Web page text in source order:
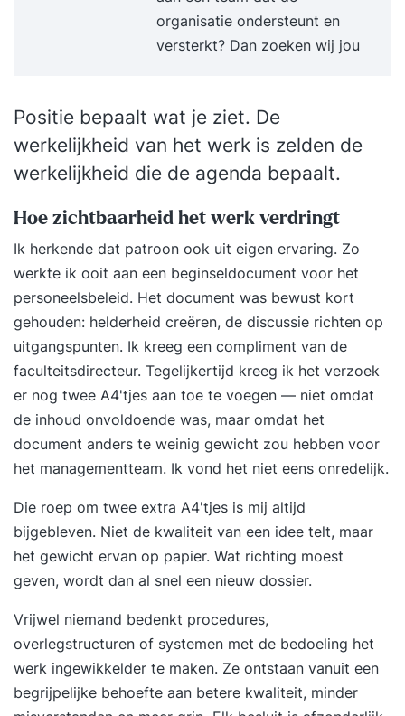
afgetoetst worden. Wat ga je leren? visueel
inspecteren en de werking van de reachtruck
pallets het juist voordraaien met een reachtruck
pallets uit de stellingen halen tot 4 hoog (video)
stapelen van gaasboxen en koud stapelen van
inrijstelling te plaatsen het oppakken en
hanteren van een brede lading het manouvreren
met een brede balk (video) het veilig laden van
trailers en gebruik kopschot (video) parkeren op
de juist plek en gebruik parkeerrem lading
stapelen met EPT/stapelaar en veilig wegzetten
in stelling Extra Elektropallettruck en stapelaar
vormen een vast onderdeel van deze cursus. Bij
een voldoende resultaat voor de opdrachten,
ontvangt u, zonder extra kosten, ook voor deze
voertuigen een certificaat. Wat is de waarde van
reachtruckopleiding zal de kosten en veiligheid
positief beïnvloeden. Bovendien is een
onderneming in het kader van de Arbo-wet
verplicht de betreffende werknemers grondig te
laten instrueren ook met betrekking tot
reachtruck en veiligheid. Deze opleiding wordt
standaard afgesloten met een BLOM-
veiligheidsexamen. Alle reachtruckcertificaten
hebben een geldigheidsduur van 5 jaar. Met een 1
organisatie ondersteunt en
versterkt? Dan zoeken wij jou
Positie bepaalt wat je ziet. De
werkelijkheid van het werk is zelden de
werkelijkheid die de agenda bepaalt.
Hoe zichtbaarheid het werk verdringt
Ik herkende dat patroon ook uit eigen ervaring. Zo
werkte ik ooit aan een beginseldocument voor het
personeelsbeleid. Het document was bewust kort
gehouden: helderheid creëren, de discussie richten op
uitgangspunten. Ik kreeg een compliment van de
faculteitsdirecteur. Tegelijkertijd kreeg ik het verzoek
er nog twee A4'tjes aan toe te voegen — niet omdat
de inhoud onvoldoende was, maar omdat het
document anders te weinig gewicht zou hebben voor
het managementteam. Ik vond het niet eens onredelijk.
Die roep om twee extra A4'tjes is mij altijd
bijgebleven. Niet de kwaliteit van een idee telt, maar
het gewicht ervan op papier. Wat richting moest
geven, wordt dan al snel een nieuw dossier.
Vrijwel niemand bedenkt procedures,
overlegstructuren of systemen met de bedoeling het
werk ingewikkelder te maken. Ze ontstaan vanuit een
begrijpelijke behoefte aan betere kwaliteit, minder